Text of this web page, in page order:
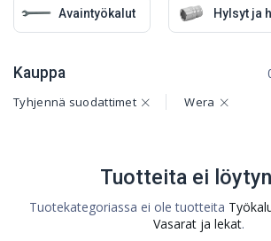
Avaintyökalut Hylsyt ja
Kauppa
Tyhjennä suodattimet Wera
Tuotteita ei
Tuotekategoriassa ei ole tuotteita
Vasarat ja lekat.